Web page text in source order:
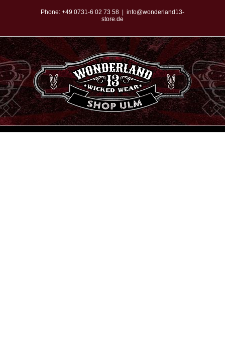
springen
Phone: +49 0731-6 02 73 58
info@wonderland13-
store.de